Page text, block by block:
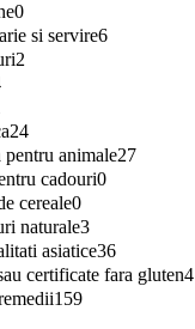
0
si servire6
2
24
pentru animale27
cadouri0
cereale0
naturale3
asiatice36
certificate fara gluten4
159